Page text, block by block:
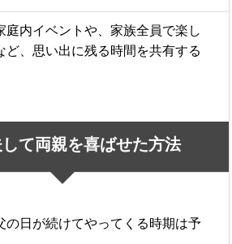
庭内イベントや、家族全員で楽し
ど、思い出に残る時間を共有する
て両親を喜ばせた方法
の日が続けてやってくる時期は予